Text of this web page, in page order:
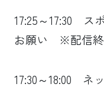
17:25～17:30 ス
お願い ※配信
17:30～18:00 ネ